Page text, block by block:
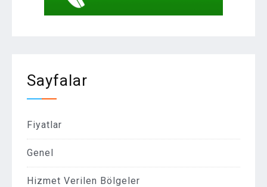
Sayfalar
Fiyatlar
Genel
Hizmet Verilen Bölgeler